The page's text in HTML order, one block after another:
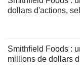
dollars d'actions,
Smithfield Foods :
millions de dollars